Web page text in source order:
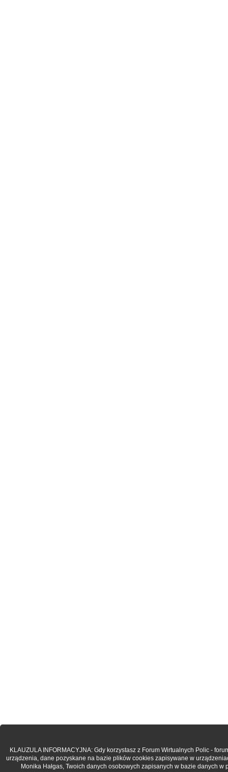
KLAUZULA INFORMACYJNA: Gdy korzystasz z Forum Wirtualnych Polic -
urządzenia, dane pozyskane na bazie plików cookies zapisywane w
Monika Hałgas, Twoich danych osobowych zapisanych w bazie danych